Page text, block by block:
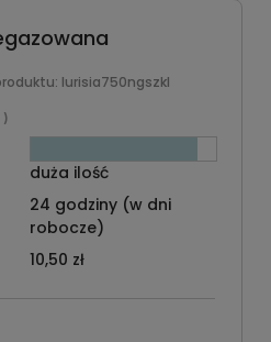
lurisia750ngszkl
)
duża ilość
24 godziny (w dni
robocze)
10,50 zł